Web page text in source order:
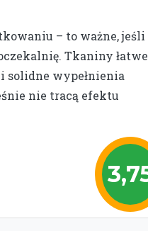
– to ważne, jeśli
Tkaniny
solidne wypełnienia
nie tracą efektu